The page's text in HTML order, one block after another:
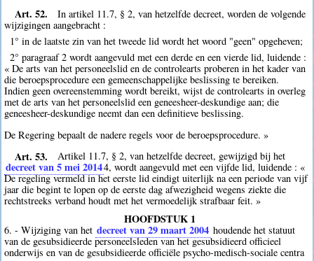
Art. 52.
In artikel 11.7, § 2, van hetzelfde decreet, worden de volgende
wijzigingen aangebracht :
1° in de laatste zin van het tweede lid wordt het woord "geen" opgeheven;
2° paragraaf 2 wordt aangevuld met een derde en een vierde lid, luidende :
« De arts van het personeelslid en de controlearts proberen in het kader van
die beroepsprocedure een gemeenschappelijke beslissing te bereiken.
Indien geen overeenstemming wordt bereikt, wijst de controlearts in overleg
met de arts van het personeelslid een geneesheer-deskundige aan; die
geneesheer-deskundige neemt dan een definitieve beslissing.
De Regering bepaalt de nadere regels voor de beroepsprocedure. »
Art. 53. Artikel 11.7, § 2, van hetzelfde decreet, gewijzigd bij het
decreet van 5 mei 20144, wordt aangevuld met een vijfde lid, luidende : «
De regeling vermeld in het eerste lid eindigt uiterlijk na een periode van vijf
jaar die begint te lopen op de eerste dag afwezigheid wegens ziekte die
rechtstreeks verband houdt met het vermoedelijk strafbaar feit. »
HOOFDSTUK 1
6. - Wijziging van het decreet van 29 maart 2004 houdende het statuut
van de gesubsidieerde personeelsleden van het gesubsidieerd officieel
onderwijs en van de gesubsidieerde officiële psycho-medisch-sociale centra